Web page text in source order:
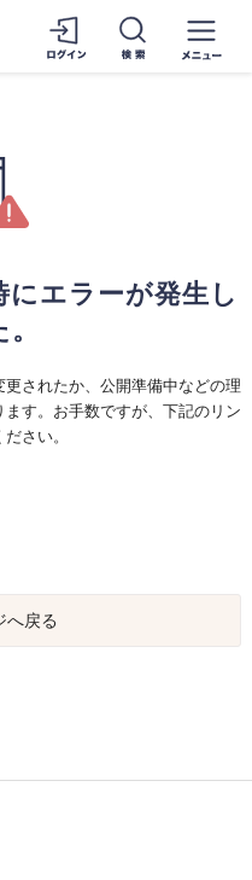
エラーが発生し
されたか、公開準備中などの理
す。お手数ですが、下記のリン
さい。
へ戻る